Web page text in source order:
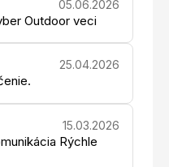
05.06.2026
Outdoor veci
25.04.2026
15.03.2026
Rýchle